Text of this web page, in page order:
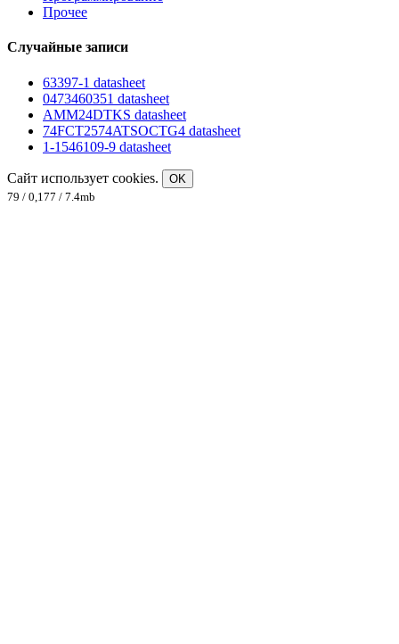
Прочее
Случайные записи
63397-1 datasheet
0473460351 datasheet
AMM24DTKS datasheet
74FCT2574ATSOCTG4 datasheet
1-1546109-9 datasheet
Сайт использует cookies.
OK
79 / 0,177 / 7.4mb